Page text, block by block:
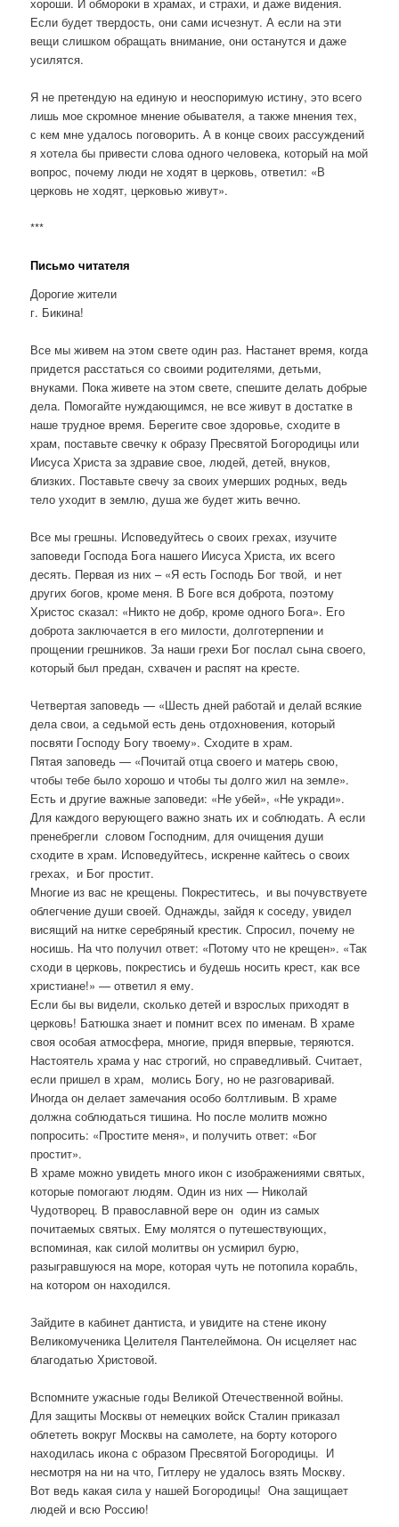
Если будет твердость, они сами исчезнут. А если на эти
вещи слишком обращать внимание, они останутся и даже
усилятся.
Я не претендую на единую и неоспоримую истину, это всего
лишь мое скромное мнение обывателя, а также мнения тех,
с кем мне удалось поговорить. А в конце своих рассуждений
я хотела бы привести слова одного человека, который на мой
вопрос, почему люди не ходят в церковь, ответил: «В
церковь не ходят, церковью живут».
***
Письмо читателя
Дорогие жители
г. Бикина!
Все мы живем на этом свете один раз. Настанет время, когда
придется расстаться со своими родителями, детьми,
внуками. Пока живете на этом свете, спешите делать добрые
дела. Помогайте нуждающимся, не все живут в достатке в
наше трудное время. Берегите свое здоровье, сходите в
храм, поставьте свечку к образу Пресвятой Богородицы или
Иисуса Христа за здравие свое, людей, детей, внуков,
близких. Поставьте свечу за своих умерших родных, ведь
тело уходит в землю, душа же будет жить вечно.
Все мы грешны. Исповедуйтесь о своих грехах, изучите
заповеди Господа Бога нашего Иисуса Христа, их всего
десять. Первая из них – «Я есть Господь Бог твой, и нет
других богов, кроме меня. В Боге вся доброта, поэтому
Христос сказал: «Никто не добр, кроме одного Бога». Его
доброта заключается в его милости, долготерпении и
прощении грешников. За наши грехи Бог послал сына своего,
который был предан, схвачен и распят на кресте.
Четвертая заповедь — «Шесть дней работай и делай всякие
дела свои, а седьмой есть день отдохновения, который
посвяти Господу Богу твоему». Сходите в храм.
Пятая заповедь — «Почитай отца своего и матерь свою,
чтобы тебе было хорошо и чтобы ты долго жил на земле».
Есть и другие важные заповеди: «Не убей», «Не укради».
Для каждого верующего важно знать их и соблюдать. А если
пренебрегли словом Господним, для очищения души
сходите в храм. Исповедуйтесь, искренне кайтесь о своих
грехах, и Бог простит.
Многие из вас не крещены. Покреститесь, и вы почувствуете
облегчение души своей. Однажды, зайдя к соседу, увидел
висящий на нитке серебряный крестик. Спросил, почему не
носишь. На что получил ответ: «Потому что не крещен». «Так
сходи в церковь, покрестись и будешь носить крест, как все
христиане!» — ответил я ему.
Если бы вы видели, сколько детей и взрослых приходят в
церковь! Батюшка знает и помнит всех по именам. В храме
своя особая атмосфера, многие, придя впервые, теряются.
Настоятель храма у нас строгий, но справедливый. Считает,
если пришел в храм, молись Богу, но не разговаривай.
Иногда он делает замечания особо болтливым. В храме
должна соблюдаться тишина. Но после молитв можно
попросить: «Простите меня», и получить ответ: «Бог
простит».
В храме можно увидеть много икон с изображениями святых,
которые помогают людям. Один из них — Николай
Чудотворец. В православной вере он один из самых
почитаемых святых. Ему молятся о путешествующих,
вспоминая, как силой молитвы он усмирил бурю,
разыгравшуюся на море, которая чуть не потопила корабль,
на котором он находился.
Зайдите в кабинет дантиста, и увидите на стене икону
Великомученика Целителя Пантелеймона. Он исцеляет нас
благодатью Христовой.
Вспомните ужасные годы Великой Отечественной войны.
Для защиты Москвы от немецких войск Сталин приказал
облететь вокруг Москвы на самолете, на борту которого
находилась икона с образом Пресвятой Богородицы. И
несмотря на ни на что, Гитлеру не удалось взять Москву.
Вот ведь какая сила у нашей Богородицы! Она защищает
людей и всю Россию!